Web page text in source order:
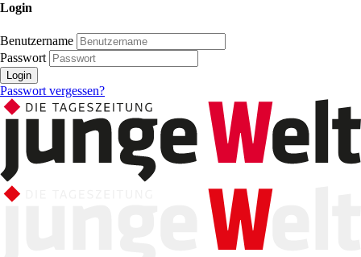
Login
Benutzername
Passwort
Login
Passwort vergessen?